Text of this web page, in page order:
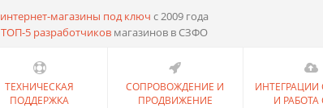
интернет-магазины под ключ с 2009 года
ТОП-5 разработчиков магазинов в СЗФО
ТЕХНИЧЕСКАЯ
ПОДДЕРЖКА
СОПРОВОЖДЕНИЕ И
ПРОДВИЖЕНИЕ
ИНТЕГРАЦИИ
И РАБОТА